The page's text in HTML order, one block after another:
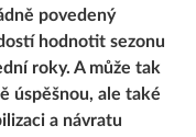
povedený
hodnotit sezonu
roky. A může tak
úspěšnou, ale také
a návratu